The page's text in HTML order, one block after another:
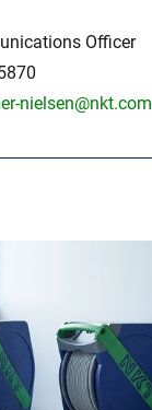
Officer
nielsen@nkt.com